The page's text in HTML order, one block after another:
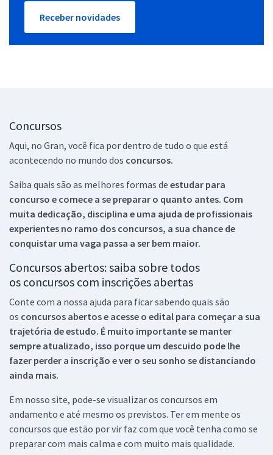
Receber novidades
Concursos
Aqui, no Gran, você fica por dentro de tudo o que está
acontecendo no mundo dos concursos.
Saiba quais são as melhores formas de estudar para
concurso e comece a se preparar o quanto antes. Com
muita dedicação, disciplina e uma ajuda de profissionais
experientes no ramo dos concursos, a sua chance de
conquistar uma vaga passa a ser bem maior.
Concursos abertos: saiba sobre todos
os concursos com inscrições abertas
Conte com a nossa ajuda para ficar sabendo quais são
os concursos abertos e acesse o edital para começar a sua
trajetória de estudo. É muito importante se manter
sempre atualizado, isso porque um descuido pode lhe
fazer perder a inscrição e ver o seu sonho se distanciando
ainda mais.
Em nosso site, pode-se visualizar os concursos em
andamento e até mesmo os previstos. Ter em mente os
concursos que estão por vir faz com que você tenha como se
preparar com mais calma e com muito mais qualidade.